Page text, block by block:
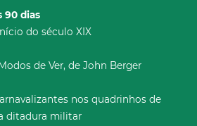
90 dias
do século XIX
de Ver, de John Berger
nos quadrinhos de
ditadura militar